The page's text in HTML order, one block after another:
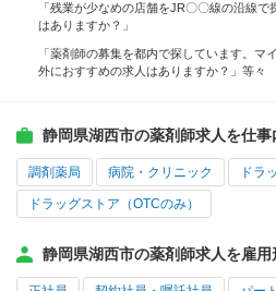
「残業が少なめの店舗をJR〇〇線の沿線
はありますか？」
「薬剤師の募集を都内で探しています。マ
外におすすめの求人はありますか？」等々
静岡県湖西市の薬剤師求人を仕事
調剤薬局 病院・クリニック ドラ
ドラッグストア（OTCのみ）
静岡県湖西市の薬剤師求人を雇用